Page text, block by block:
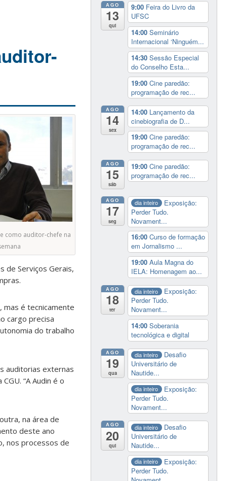
como auditor-chefe na
de Serviços Gerais,
mas é tecnicamente
cargo precisa
do trabalho
auditorias externas
“A Audin é o
na área de
deste ano
nos processos de
AGO
13
qui
9:00 Feira do Livro da
UFSC
14:00 Seminário
Internacional ‘Ninguém...
14:30 Sessão Especial
do Conselho Esta...
19:00 Cine paredão:
programação de rec...
AGO
14
sex
14:00 Lançamento da
cinebiografia de D...
19:00 Cine paredão:
programação de rec...
AGO
15
sáb
19:00 Cine paredão:
programação de rec...
AGO
17
seg
dia inteiro
Exposição:
Perder Tudo.
Novament...
16:00 Curso de formação
em Jornalismo ...
19:00 Aula Magna do
IELA: Homenagem ao...
AGO
18
ter
dia inteiro
Exposição:
Perder Tudo.
Novament...
14:00 Soberania
tecnológica e digital
AGO
19
qua
dia inteiro
Desafio
Universitário de
Nautide...
dia inteiro
Exposição:
Perder Tudo.
Novament...
AGO
20
qui
dia inteiro
Desafio
Universitário de
Nautide...
dia inteiro
Exposição:
Perder Tudo.